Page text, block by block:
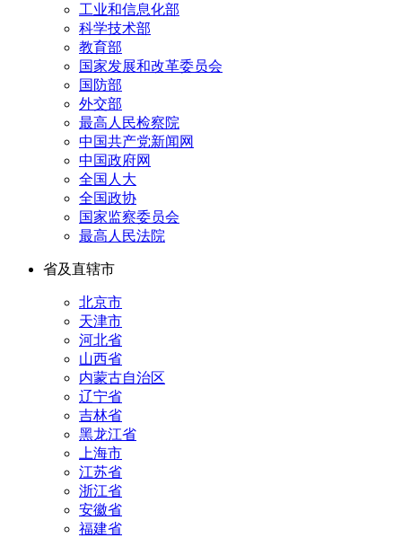
工业和信息化部
科学技术部
教育部
国家发展和改革委员会
国防部
外交部
最高人民检察院
中国共产党新闻网
中国政府网
全国人大
全国政协
国家监察委员会
最高人民法院
省及直辖市
北京市
天津市
河北省
山西省
内蒙古自治区
辽宁省
吉林省
黑龙江省
上海市
江苏省
浙江省
安徽省
福建省